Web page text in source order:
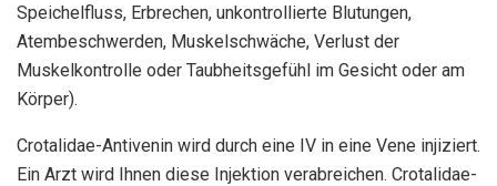
Speichelfluss, Erbrechen, unkontrollierte Blutungen,
Atembeschwerden, Muskelschwäche, Verlust der
Muskelkontrolle oder Taubheitsgefühl im Gesicht oder am
Körper).
Crotalidae-Antivenin wird durch eine IV in eine Vene injiziert.
Ein Arzt wird Ihnen diese Injektion verabreichen. Crotalidae-